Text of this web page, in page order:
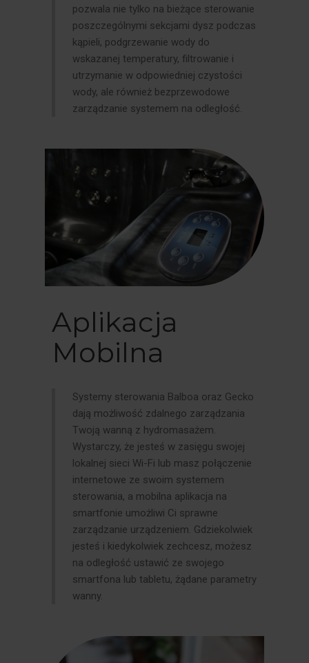
pozwala nie tylko na bieżące sterowanie
poszczególnymi sekcjami dysz podczas
kąpieli, podgrzewanie wody do
wskazanej temperatury, filtrowanie i
utrzymanie w odpowiedniej czystości
wody, ale również bezprzewodowe
zarządzanie systemem na odległość.
Aplikacja
Mobilna
Systemy sterowania Balboa oraz Gecko
dają możliwość zdalnego zarządzania
Twoją wanną z hydromasażem.
Wystarczy, że jesteś w zasięgu swojej
lokalnej sieci Wi-Fi lub masz połączenie
internetowe ze swoim systemem
sterowania, a mobilna aplikacja na
smartfonie umożliwi Ci sprawne
zarządzanie urządzeniem. Gdziekolwiek
jesteś i kiedykolwiek zechcesz, możesz
na odległość ustawić ze swojego
smartfona lub tabletu, żądane parametry
wanny.